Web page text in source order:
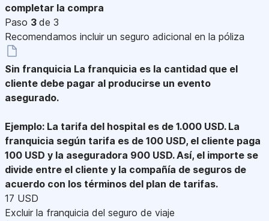
completar la compra
Paso 3 de 3
Recomendamos incluir un seguro adicional en la póliza
Sin franquicia La franquicia es la cantidad que el
cliente debe pagar al producirse un evento
asegurado.
Ejemplo: La tarifa del hospital es de 1.000 USD. La
franquicia según tarifa es de 100 USD, el cliente paga
100 USD y la aseguradora 900 USD. Así, el importe se
divide entre el cliente y la compañía de seguros de
acuerdo con los términos del plan de tarifas.
17 USD
Excluir la franquicia del seguro de viaje